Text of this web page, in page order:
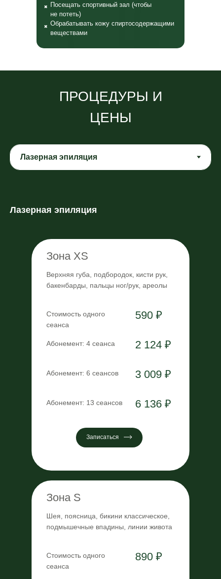
Посещать спортивный зал (чтобы
не потеть)
Обрабатывать кожу спиртосодержащими
веществами
✖
✖
ПРОЦЕДУРЫ И
ЦЕНЫ
Лазерная эпиляция
Записаться
Зона XS
Верхняя губа, подбородок, кисти рук,
бакенбарды, пальцы ног/рук, ареолы
Стоимость одного
сеанса
590 ₽
Абонемент: 6 сеансов 3 009 ₽
Абонемент: 13 сеансов 6 136 ₽
Абонемент: 4 сеанса 2 124 ₽
Зона S
Шея, поясница, бикини классическое,
подмышечные впадины, линии живота
Стоимость одного
сеанса
890 ₽